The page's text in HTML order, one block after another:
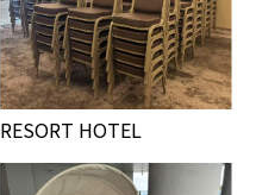
RESORT HOTEL